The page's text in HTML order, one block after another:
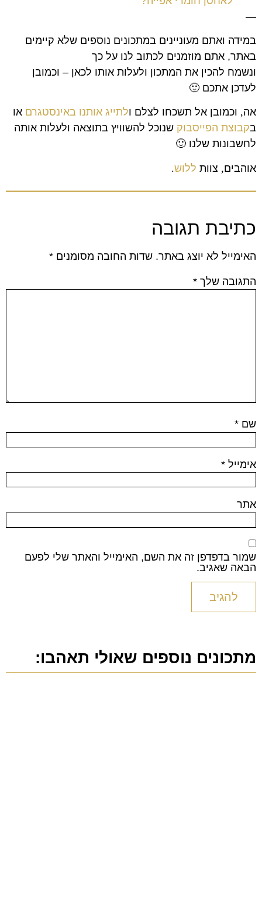
—
במידה ואתם מעוניינים במתכונים נוספים שלא קיימים
באתר, אתם מוזמנים לכתוב לנו על כך
ונשמח להכין את המתכון ולעלות אותו לכאן – וכמובן
לעדכן אתכם 🙂
אה, וכמובן אל תשכחו לצלם ולתייג אותנו באינסטגרם או
בקבוצת הפייסבוק שנוכל להשוויץ בתוצאה ולעלות אותה
לחשבונות שלנו 🙂
אוהבים, צוות ללוש.
כתיבת תגובה
האימייל לא יוצג באתר. שדות החובה מסומנים *
התגובה שלך *
שם *
אימייל *
אתר
שמור בדפדפן זה את השם, האימייל והאתר שלי לפעם
הבאה שאגיב.
מתכונים נוספים שאולי תאהבו: